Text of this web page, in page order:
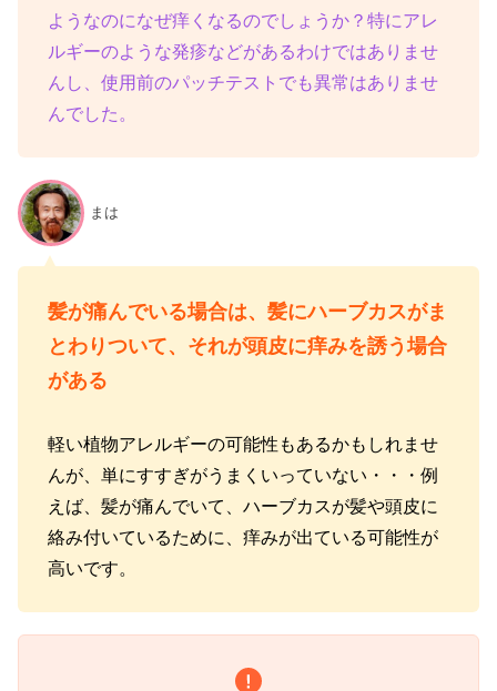
ようなのになぜ痒くなるのでしょうか？特にアレ
ルギーのような発疹などがあるわけではありませ
んし、使用前のパッチテストでも異常はありませ
んでした。
まは
髪が痛んでいる場合は、髪にハーブカスがま
とわりついて、それが頭皮に痒みを誘う場合
がある
軽い植物アレルギーの可能性もあるかもしれませ
んが、単にすすぎがうまくいっていない・・・例
えば、髪が痛んでいて、ハーブカスが髪や頭皮に
絡み付いているために、痒みが出ている可能性が
高いです。